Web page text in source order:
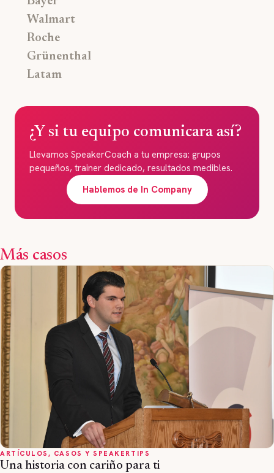
Walmart
Roche
Grünenthal
Latam
¿Y si tu equipo comunicara así?
Llevamos SpeakerCoach a tu empresa: grupos
pequeños, trainer dedicado, resultados medibles.
Hablemos de In Company
Más casos
ARTÍCULOS, CASOS Y SPEAKERTIPS
Una historia con cariño para ti